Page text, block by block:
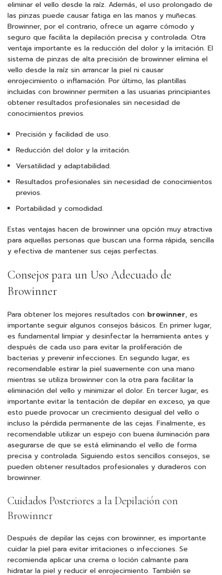
eliminar el vello desde la raíz. Además, el uso prolongado de
las pinzas puede causar fatiga en las manos y muñecas.
Browinner, por el contrario, ofrece un agarre cómodo y
seguro que facilita la depilación precisa y controlada. Otra
ventaja importante es la reducción del dolor y la irritación. El
sistema de pinzas de alta precisión de browinner elimina el
vello desde la raíz sin arrancar la piel ni causar
enrojecimiento o inflamación. Por último, las plantillas
incluidas con browinner permiten a las usuarias principiantes
obtener resultados profesionales sin necesidad de
conocimientos previos.
Precisión y facilidad de uso.
Reducción del dolor y la irritación.
Versatilidad y adaptabilidad.
Resultados profesionales sin necesidad de conocimientos
previos.
Portabilidad y comodidad.
Estas ventajas hacen de browinner una opción muy atractiva
para aquellas personas que buscan una forma rápida, sencilla
y efectiva de mantener sus cejas perfectas.
Consejos para un Uso Adecuado de
Browinner
Para obtener los mejores resultados con browinner, es
importante seguir algunos consejos básicos. En primer lugar,
es fundamental limpiar y desinfectar la herramienta antes y
después de cada uso para evitar la proliferación de
bacterias y prevenir infecciones. En segundo lugar, es
recomendable estirar la piel suavemente con una mano
mientras se utiliza browinner con la otra para facilitar la
eliminación del vello y minimizar el dolor. En tercer lugar, es
importante evitar la tentación de depilar en exceso, ya que
esto puede provocar un crecimiento desigual del vello o
incluso la pérdida permanente de las cejas. Finalmente, es
recomendable utilizar un espejo con buena iluminación para
asegurarse de que se está eliminando el vello de forma
precisa y controlada. Siguiendo estos sencillos consejos, se
pueden obtener resultados profesionales y duraderos con
browinner.
Cuidados Posteriores a la Depilación con
Browinner
Después de depilar las cejas con browinner, es importante
cuidar la piel para evitar irritaciones o infecciones. Se
recomienda aplicar una crema o loción calmante para
hidratar la piel y reducir el enrojecimiento. También se